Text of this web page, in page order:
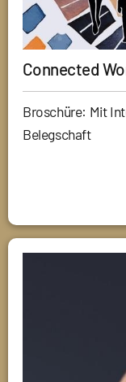
Connected
Broschüre: Mit
Belegschaft